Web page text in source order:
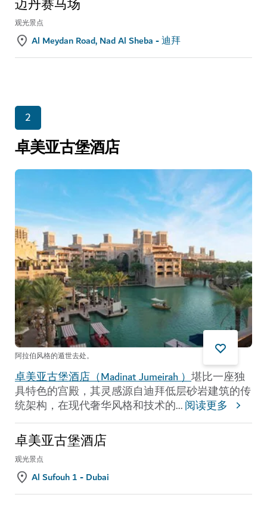
迈丹赛马场
观光景点
Al Meydan Road, Nad Al Sheba - 迪拜
2
卓美亚古堡酒店
阿拉伯风格的遁世去处。
卓美亚古堡酒店（Madinat Jumeirah ）堪比一座独
具特色的宫殿，其灵感源自迪拜低层砂岩建筑的传
统架构，在现代奢华风格和技术的...阅读更多
卓美亚古堡酒店
观光景点
Al Sufouh 1 - Dubai